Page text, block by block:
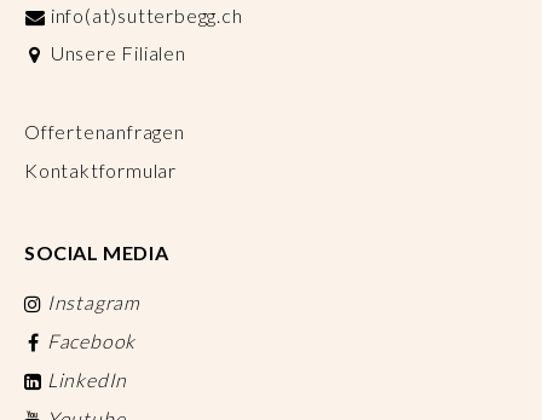
info(at)sutterbegg.ch
Unsere Filialen
Offertenanfragen
Kontaktformular
SOCIAL MEDIA
Instagram
Facebook
LinkedIn